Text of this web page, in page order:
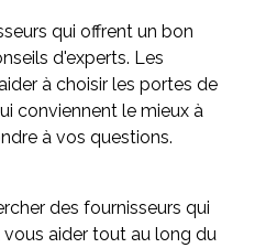
qui offrent un bon
d'experts. Les
à choisir les portes de
conviennent le mieux à
à vos questions.
des fournisseurs qui
aider tout au long du